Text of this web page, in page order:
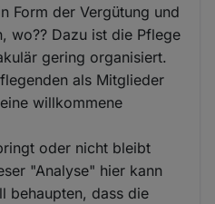
Form der Vergütung und
wo?? Dazu ist die Pflege
gering organisiert.
als Mitglieder
willkommene
oder nicht bleibt
"Analyse" hier kann
behaupten, dass die